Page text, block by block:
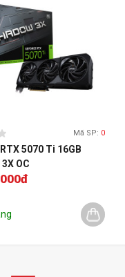
Mã SP: 0
5070 Ti 16GB
OC